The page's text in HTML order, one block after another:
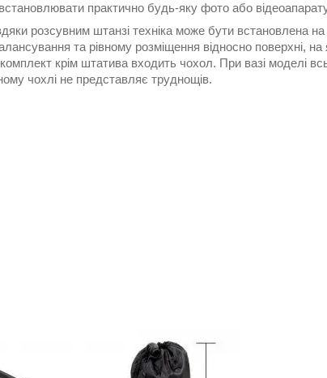
практично будь-яку фото або
розсувним штанзі техніка може бути встановлена на
та рівному розміщення відносно поверхні, на
крім штатива входить чохол. При вазі моделі
чохлі не представляє труднощів.